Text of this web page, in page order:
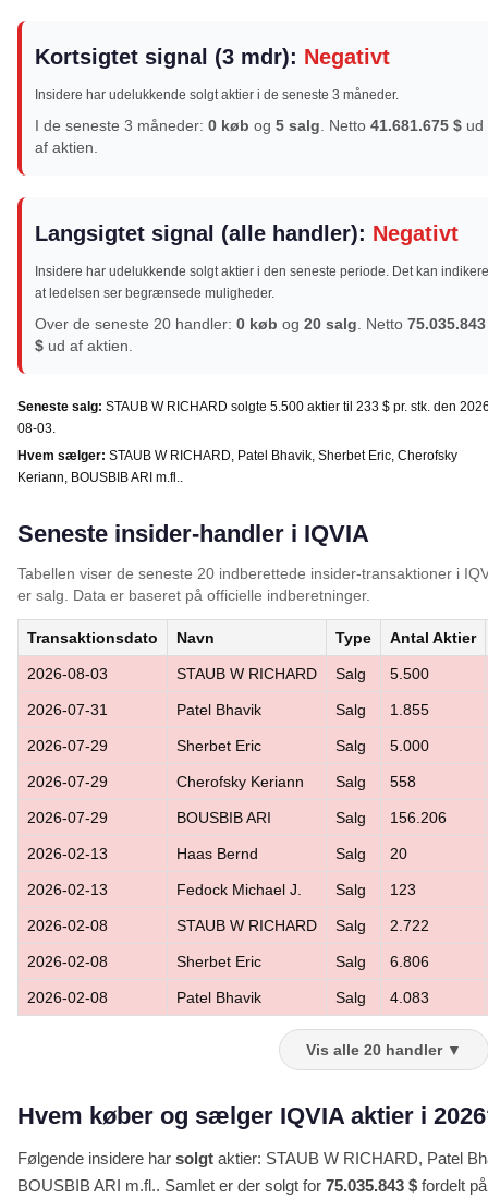
Kortsigtet signal (3 mdr): Negativt
Insidere har udelukkende solgt aktier i de seneste 3 måneder.
I de seneste 3 måneder: 0 køb og 5 salg. Netto 41.681.675 $ ud
af aktien.
Langsigtet signal (alle handler): Negativt
Insidere har udelukkende solgt aktier i den seneste periode. Det kan
at ledelsen ser begrænsede muligheder.
Over de seneste 20 handler: 0 køb og 20 salg. Netto 75.035.843
$ ud af aktien.
Seneste salg: STAUB W RICHARD solgte 5.500 aktier til 233 $ pr. stk. den
08-03.
Hvem sælger: STAUB W RICHARD, Patel Bhavik, Sherbet Eric, Cherofsky
Keriann, BOUSBIB ARI m.fl..
Seneste insider-handler i IQVIA
Tabellen viser de seneste 20 indberettede insider-transaktioner i
er salg. Data er baseret på officielle indberetninger.
Transaktionsdato Navn Type Antal Aktier
2026-08-03 STAUB W RICHARD Salg 5.500
2026-07-31 Patel Bhavik Salg 1.855
2026-07-29 Sherbet Eric Salg 5.000
2026-07-29 Cherofsky Keriann Salg 558
2026-07-29 BOUSBIB ARI Salg 156.206
2026-02-13 Haas Bernd Salg 20
2026-02-13 Fedock Michael J. Salg 123
2026-02-08 STAUB W RICHARD Salg 2.722
2026-02-08 Sherbet Eric Salg 6.806
2026-02-08 Patel Bhavik Salg 4.083
Vis alle 20 handler ▼
Hvem køber og sælger IQVIA aktier i
Følgende insidere har solgt aktier: STAUB W RICHARD, Patel
BOUSBIB ARI m.fl.. Samlet er der solgt for 75.035.843 $ fordelt